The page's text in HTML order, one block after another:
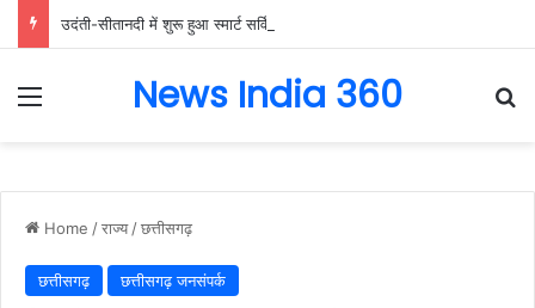
Menu News India 360
Home /राज्य /छत्तीसगढ़
छत्तीसगढ़ छत्तीसगढ़ जनसंपर्क